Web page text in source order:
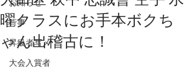
行事
昇級者写メ
大会入賞者
曜クラスにお手本ボクち
ゃん出稽古に！